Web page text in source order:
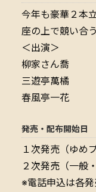
今年も豪華２本
座の上で競い合
＜出演＞
柳家さん喬
三遊亭萬橘
春風亭一花
発売・配布開始日
１次発売（ゆめ
２次発売（一般
※電話申込は各